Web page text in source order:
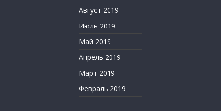
Август 2019
Июль 2019
Май 2019
Апрель 2019
Март 2019
Февраль 2019